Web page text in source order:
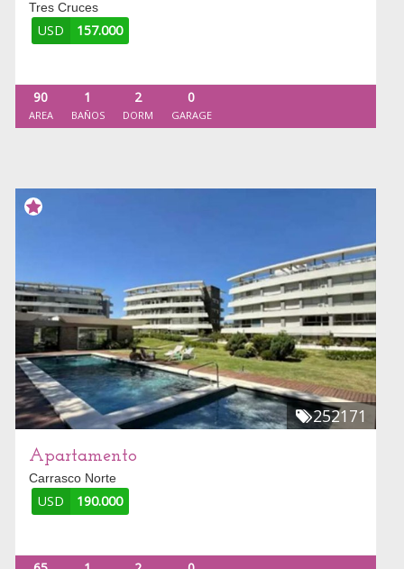
Tres Cruces
USD 157.000
90
AREA
1
BAÑOS
2
DORM
0
GARAGE
252171
Apartamento
Carrasco Norte
USD 190.000